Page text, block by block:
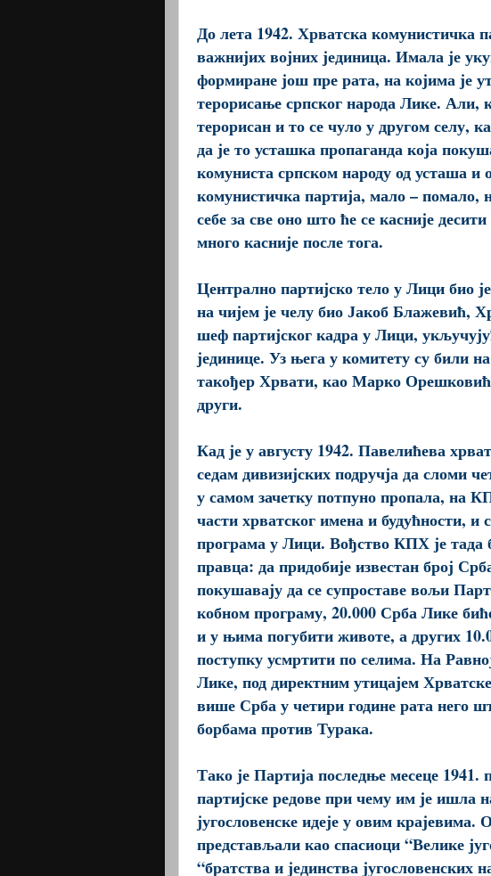
До лета 1942. Хрватска комунистичка
важнијих војних јединица. Имала је
формиране још пре рата, на којима је
терорисање српског народа Лике. Али,
терорисан и то се чуло у другом селу,
да је то усташка пропаганда која
комуниста српском народу од усташа и
комунистичка партија, мало – помало,
себе за све оно што ће се касније
много касније после тога.
Централно партијско тело у Лици
на чијем је челу био Јакоб Блажевић,
шеф партијског кадра у Лици,
јединице. Уз њега у комитету су били
такођер Хрвати, као Марко
други.
Кад је у августу 1942. Павелићева
седам дивизијских подручја да сломи
у самом зачетку потпуно пропала, на
части хрватског имена и будућности, и
програма у Лици. Вођство КПХ је тада
правца: да придобије известан број
покушавају да се супроставе вољи
кобном програму, 20.000 Срба Лике
и у њима погубити животе, а других
поступку усмртити по селима. На
Лике, под директним утицајем
више Срба у четири године рата него
борбама против Турака.
Тако је Партија последње месеце
партијске редове при чему им је ишла
југословенске идеје у овим
представљали као спасиоци “Велике
“братства и јединства југословенских